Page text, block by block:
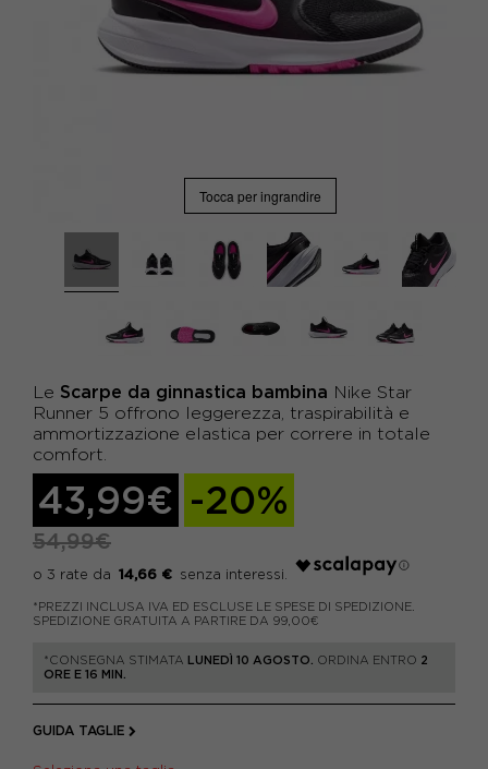
Tocca per ingrandire
Le Scarpe da ginnastica bambina Nike Star
Runner 5 offrono leggerezza, traspirabilità e
ammortizzazione elastica per correre in totale
comfort.
43,99€ -20%
54,99€
14,66 €
*PREZZI INCLUSA IVA ED ESCLUSE LE SPESE DI SPEDIZIONE.
SPEDIZIONE GRATUITA A PARTIRE DA 99,00€
*CONSEGNA STIMATA LUNEDÌ 10 AGOSTO. ORDINA ENTRO 2
ORE E 16 MIN.
GUIDA TAGLIE